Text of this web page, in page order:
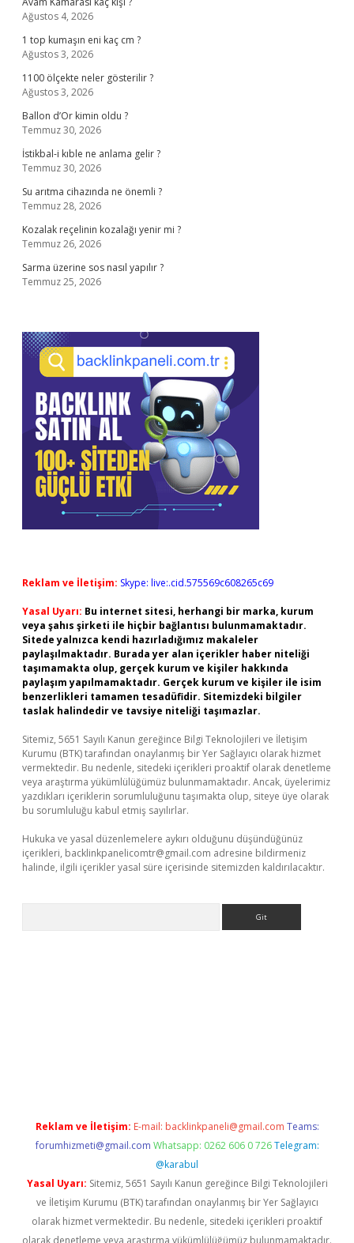
Ağustos 4, 2026
1 top kumaşın eni kaç cm ?
Ağustos 3, 2026
1100 ölçekte neler gösterilir ?
Ağustos 3, 2026
Ballon d’Or kimin oldu ?
Temmuz 30, 2026
İstikbal-i kıble ne anlama gelir ?
Temmuz 30, 2026
Su arıtma cihazında ne önemli ?
Temmuz 28, 2026
Kozalak reçelinin kozalağı yenir mi ?
Temmuz 26, 2026
Sarma üzerine sos nasıl yapılır ?
Temmuz 25, 2026
Reklam ve İletişim: Skype: live:.cid.575569c608265c69
Yasal Uyarı: Bu internet sitesi, herhangi bir marka, kurum
veya şahıs şirketi ile hiçbir bağlantısı bulunmamaktadır.
Sitede yalnızca kendi hazırladığımız makaleler
paylaşılmaktadır. Burada yer alan içerikler haber niteliği
taşımamakta olup, gerçek kurum ve kişiler hakkında
paylaşım yapılmamaktadır. Gerçek kurum ve kişiler ile isim
benzerlikleri tamamen tesadüfidir. Sitemizdeki bilgiler
taslak halindedir ve tavsiye niteliği taşımazlar.
Sitemiz, 5651 Sayılı Kanun gereğince Bilgi Teknolojileri ve İletişim
Kurumu (BTK) tarafından onaylanmış bir Yer Sağlayıcı olarak hizmet
vermektedir. Bu nedenle, sitedeki içerikleri proaktif olarak denetleme
veya araştırma yükümlülüğümüz bulunmamaktadır. Ancak, üyelerimiz
yazdıkları içeriklerin sorumluluğunu taşımakta olup, siteye üye olarak
bu sorumluluğu kabul etmiş sayılırlar.
Hukuka ve yasal düzenlemelere aykırı olduğunu düşündüğünüz
içerikleri, backlinkpanelicomtr@gmail.com adresine bildirmeniz
halinde, ilgili içerikler yasal süre içerisinde sitemizden kaldırılacaktır.
Reklam ve İletişim: E-mail: backlinkpaneli@gmail.com Teams:
forumhizmeti@gmail.com Whatsapp: 0262 606 0 726 Telegram:
@karabul
Yasal Uyarı: Sitemiz, 5651 Sayılı Kanun gereğince Bilgi Teknolojileri
ve İletişim Kurumu (BTK) tarafından onaylanmış bir Yer Sağlayıcı
olarak hizmet vermektedir. Bu nedenle, sitedeki içerikleri proaktif
olarak denetleme veya araştırma yükümlülüğümüz bulunmamaktadır.